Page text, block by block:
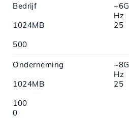
Bedrijf
~6G
Hz
1024MB
25
500
Onderneming
~8G
Hz
1024MB
25
100
0